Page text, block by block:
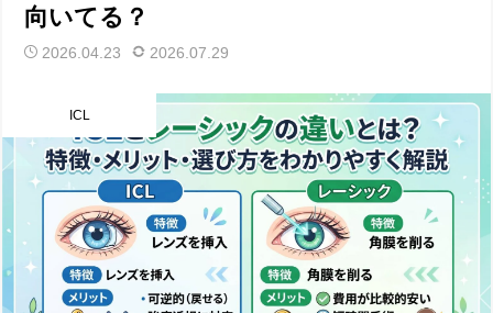
向いてる？
2026.04.23 2026.07.29
ICL